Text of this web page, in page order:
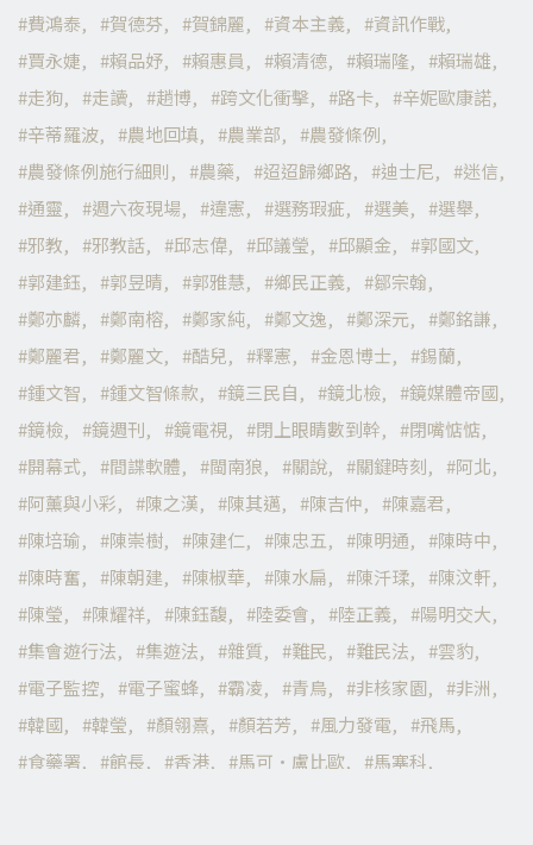
費鴻泰
賀德芬 賀錦麗 資本主義
資訊作戰
賈永婕
賴品妤 賴惠員 賴清德 賴瑞隆
賴瑞雄
走狗
走讀 趙博 跨文化衝擊 路卡
辛妮歐康諾
辛蒂羅波
農地回填 農業部
農發條例
農發條例施行細則
農藥 迢迢歸鄉路 迪士尼
迷信
通靈
週六夜現場 違憲 選務瑕疵 選美
選舉
邪教
邪教話 邱志偉 邱議瑩 邱顯金
郭國文
郭建鈺
郭昱晴 郭雅慧 鄉民正義
鄒宗翰
鄭亦麟
鄭南榕 鄭家純 鄭文逸 鄭深元
鄭銘謙
鄭麗君
鄭麗文 酷兒 釋憲 金恩博士
錫蘭
鍾文智
鍾文智條款 鏡三民自 鏡北檢
鏡媒體帝國
鏡檢
鏡週刊 鏡電視 閉上眼睛數到幹
閉嘴惦惦
開幕式
間諜軟體 閩南狼 關說 關鍵時刻
阿北
阿薰與小彩
陳之漢 陳其邁 陳吉仲
陳嘉君
陳培瑜
陳崇樹 陳建仁 陳忠五 陳明通
陳時中
陳時奮
陳朝建 陳椒華 陳水扁 陳汘瑈
陳汶軒
陳瑩
陳耀祥 陳鈺馥 陸委會 陸正義
陽明交大
集會遊行法
集遊法 雜質 難民 難民法
雲豹
電子監控
電子蜜蜂 霸凌 青鳥 非核家園
非洲
韓國
韓瑩 顏翎熹 顏若芳 風力發電
飛馬
食藥署
館長 香港 馬可·盧比歐
馬塞科